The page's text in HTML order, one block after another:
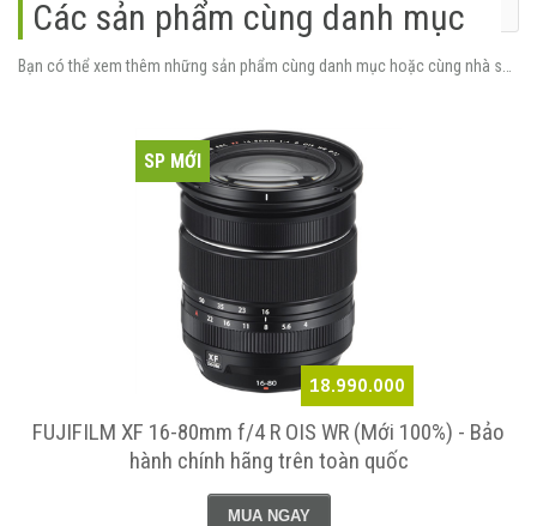
Các sản phẩm cùng danh mục
18.990.000
SP MỚI
FUJIFILM XF 16-80mm f/4 R OIS WR (Mới 100%) - Bảo
hành chính hãng trên toàn quốc
MUA NGAY